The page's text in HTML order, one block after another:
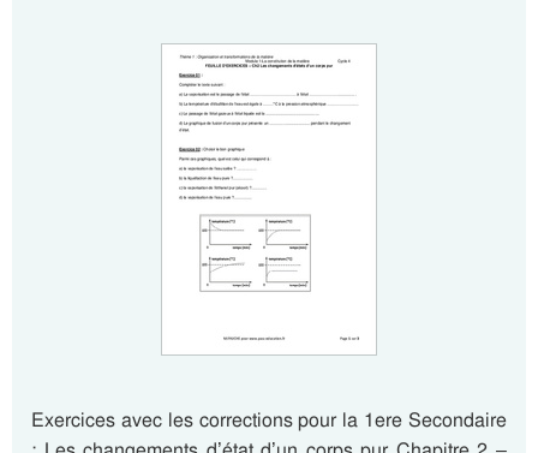
Exercices avec les corrections pour la 1ere Secondaire